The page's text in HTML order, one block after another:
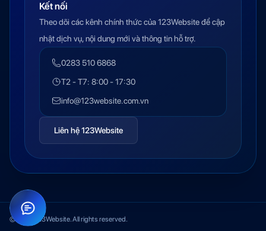
Kết nối
Theo dõi các kênh chính thức của 123Website để cập
nhật dịch vụ, nội dung mới và thông tin hỗ trợ.
0283 510 6868
T2 - T7: 8:00 - 17:30
info@123website.com.vn
Liên hệ 123Website
© 2026 123Website. All rights reserved.